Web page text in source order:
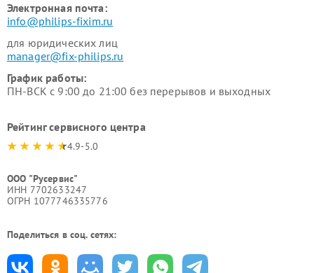
Электронная почта:
info@philips-fixim.ru
для юридических лиц
manager@fix-philips.ru
График работы:
ПН-ВСК с 9:00 до 21:00 без перерывов и выходных
Рейтинг сервисного центра
4.9-5.0
ООО "Русервис"
ИНН 7702633247
ОГРН 1077746335776
Поделиться в соц. сетях: